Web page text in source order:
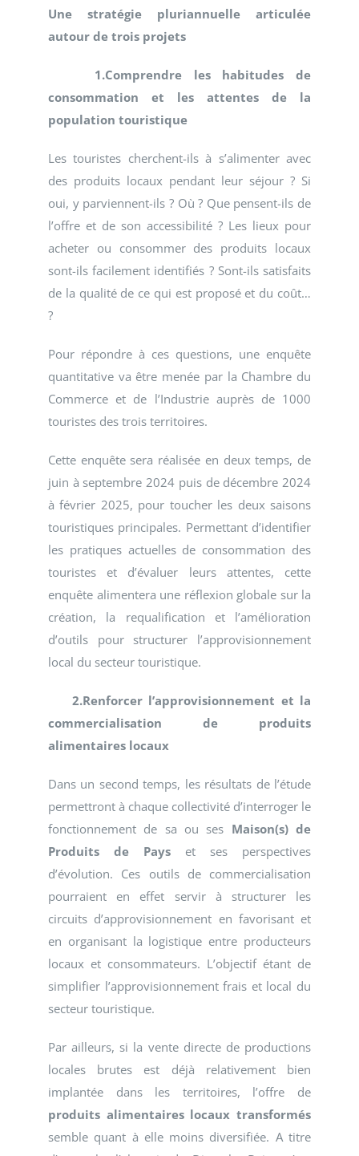
Une stratégie pluriannuelle articulée
autour de trois projets
1.Comprendre les habitudes de
consommation et les attentes de la
population touristique
Les touristes cherchent-ils à s’alimenter avec
des produits locaux pendant leur séjour ? Si
oui, y parviennent-ils ? Où ? Que pensent-ils de
l’offre et de son accessibilité ? Les lieux pour
acheter ou consommer des produits locaux
sont-ils facilement identifiés ? Sont-ils satisfaits
de la qualité de ce qui est proposé et du coût…
?
Pour répondre à ces questions, une enquête
quantitative va être menée par la Chambre du
Commerce et de l’Industrie auprès de 1000
touristes des trois territoires.
Cette enquête sera réalisée en deux temps, de
juin à septembre 2024 puis de décembre 2024
à février 2025, pour toucher les deux saisons
touristiques principales. Permettant d’identifier
les pratiques actuelles de consommation des
touristes et d’évaluer leurs attentes, cette
enquête alimentera une réflexion globale sur la
création, la requalification et l’amélioration
d’outils pour structurer l’approvisionnement
local du secteur touristique.
2.Renforcer l’approvisionnement et la
commercialisation de produits
alimentaires locaux
Dans un second temps, les résultats de l’étude
permettront à chaque collectivité d’interroger le
fonctionnement de sa ou ses Maison(s) de
Produits de Pays et ses perspectives
d’évolution. Ces outils de commercialisation
pourraient en effet servir à structurer les
circuits d’approvisionnement en favorisant et
en organisant la logistique entre producteurs
locaux et consommateurs. L’objectif étant de
simplifier l’approvisionnement frais et local du
secteur touristique.
Par ailleurs, si la vente directe de productions
locales brutes est déjà relativement bien
implantée dans les territoires, l’offre de
produits alimentaires locaux transformés
semble quant à elle moins diversifiée. A titre